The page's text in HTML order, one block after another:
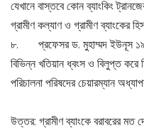
যেখানে বাস্তবে কোন ব্যাংকিং
গ্রামীণ কল্যাণ ও গ্রামীণ ব্যাংকের
৮. প্রফেসর ড. মুহাম্মদ ইউনূস
বিভিন্ন খতিয়ান ধ্বংস ও বিলুপ্ত করে
পরিচালনা পরিষদের চেয়ারম্যান
উত্তর: গ্রামীণ ব্যাংকে বরাবরের মত